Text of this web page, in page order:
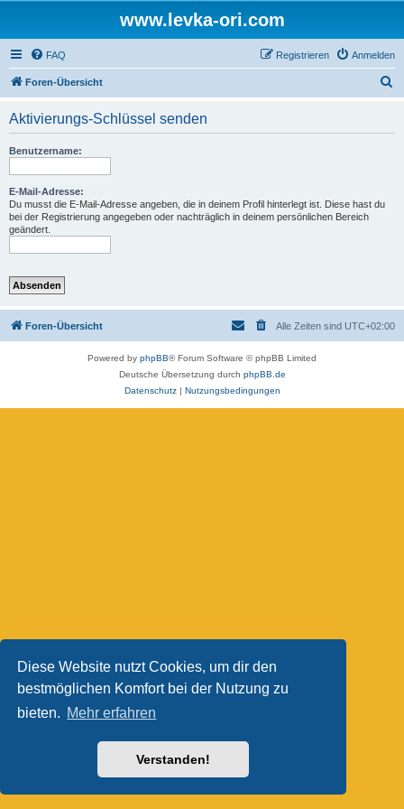
Diese Website nutzt Cookies, um dir den
bestmöglichen Komfort bei der Nutzung zu
bieten. Mehr erfahren
Verstanden!
www.levka-ori.com
FAQ Anmelden
Registrieren
Foren-Übersicht
Aktivierungs-Schlüssel senden
Benutzername:
E-Mail-Adresse:
Du musst die E-Mail-Adresse angeben, die in deinem Profil hinterlegt ist. Diese hast du
bei der Registrierung angegeben oder nachträglich in deinem persönlichen Bereich
geändert.
Foren-Übersicht Alle Zeiten sind UTC+02:00
Powered by phpBB® Forum Software © phpBB Limited
Deutsche Übersetzung durch phpBB.de
Datenschutz| Nutzungsbedingungen